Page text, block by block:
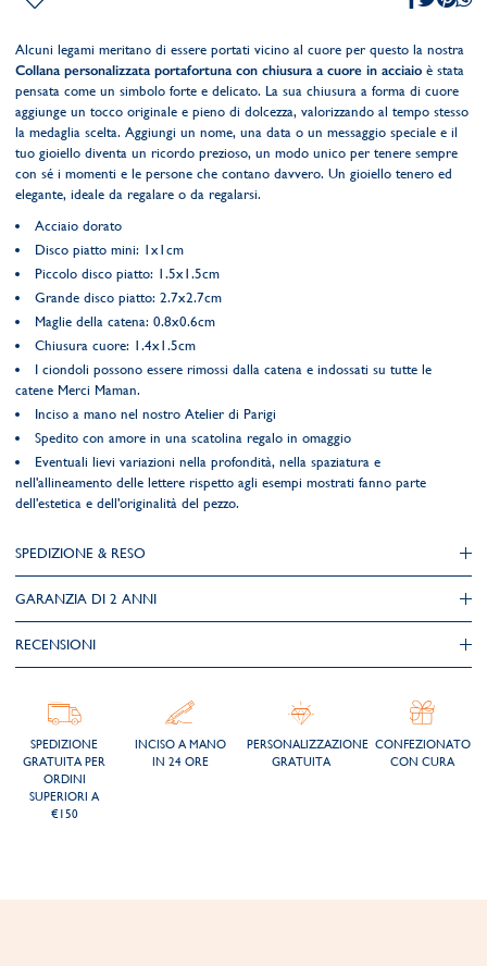
Alcuni legami meritano di essere portati vicino al cuore per questo la nostra
Collana personalizzata portafortuna con chiusura a cuore in acciaio è stata
pensata come un simbolo forte e delicato. La sua chiusura a forma di cuore
aggiunge un tocco originale e pieno di dolcezza, valorizzando al tempo stesso
la medaglia scelta. Aggiungi un nome, una data o un messaggio speciale e il
tuo gioiello diventa un ricordo prezioso, un modo unico per tenere sempre
con sé i momenti e le persone che contano davvero. Un gioiello tenero ed
elegante, ideale da regalare o da regalarsi.
Acciaio dorato
Disco piatto mini: 1x1cm
Piccolo disco piatto: 1.5x1.5cm
Grande disco piatto: 2.7x2.7cm
Maglie della catena: 0.8x0.6cm
Chiusura cuore: 1.4x1.5cm
I ciondoli possono essere rimossi dalla catena e indossati su tutte le
catene Merci Maman.
Inciso a mano nel nostro Atelier di Parigi
Spedito con amore in una scatolina regalo in omaggio
Eventuali lievi variazioni nella profondità, nella spaziatura e
nell'allineamento delle lettere rispetto agli esempi mostrati fanno parte
dell'estetica e dell'originalità del pezzo.
SPEDIZIONE & RESO
GARANZIA DI 2 ANNI
RECENSIONI
SPEDIZIONE
GRATUITA PER
ORDINI
SUPERIORI A
€150
INCISO A MANO
IN 24 ORE
PERSONALIZZAZIONE
GRATUITA
CONFEZIONATO
CON CURA